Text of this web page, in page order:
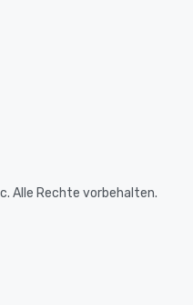
Alle Rechte vorbehalten.